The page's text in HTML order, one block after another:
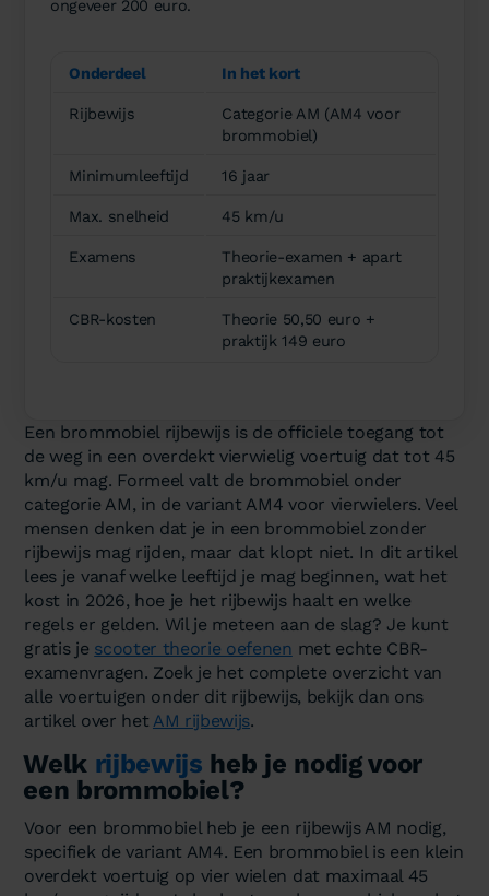
ongeveer 200 euro.
Onderdeel In het kort
Rijbewijs
Categorie AM (AM4 voor
brommobiel)
Minimumleeftijd 16 jaar
Max. snelheid 45 km/u
Examens
Theorie-examen + apart
praktijkexamen
CBR-kosten
Theorie 50,50 euro +
praktijk 149 euro
Een brommobiel rijbewijs is de officiele toegang tot
de weg in een overdekt vierwielig voertuig dat tot 45
km/u mag. Formeel valt de brommobiel onder
categorie AM, in de variant AM4 voor vierwielers. Veel
mensen denken dat je in een brommobiel zonder
rijbewijs mag rijden, maar dat klopt niet. In dit artikel
lees je vanaf welke leeftijd je mag beginnen, wat het
kost in 2026, hoe je het rijbewijs haalt en welke
regels er gelden. Wil je meteen aan de slag? Je kunt
gratis je scooter theorie oefenen met echte CBR-
examenvragen. Zoek je het complete overzicht van
alle voertuigen onder dit rijbewijs, bekijk dan ons
artikel over het AM rijbewijs.
Welk rijbewijs heb je nodig voor
een brommobiel?
Voor een brommobiel heb je een rijbewijs AM nodig,
specifiek de variant AM4. Een brommobiel is een klein
overdekt voertuig op vier wielen dat maximaal 45